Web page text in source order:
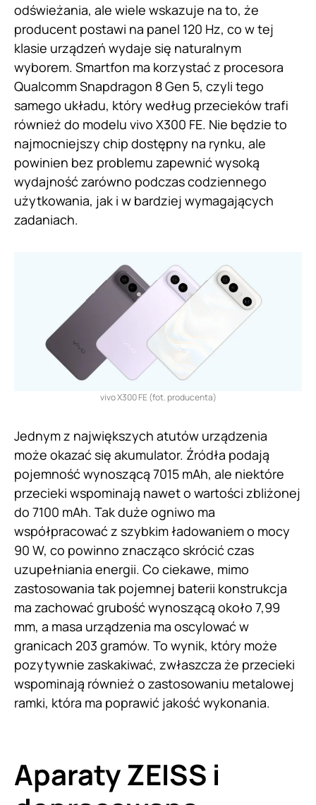
odświeżania, ale wiele wskazuje na to, że
producent postawi na panel 120 Hz, co w tej
klasie urządzeń wydaje się naturalnym
wyborem. Smartfon ma korzystać z procesora
Qualcomm Snapdragon 8 Gen 5, czyli tego
samego układu, który według przecieków trafi
również do modelu vivo X300 FE. Nie będzie to
najmocniejszy chip dostępny na rynku, ale
powinien bez problemu zapewnić wysoką
wydajność zarówno podczas codziennego
użytkowania, jak i w bardziej wymagających
zadaniach.
vivo X300 FE (fot. producenta)
Jednym z największych atutów urządzenia
może okazać się akumulator. Źródła podają
pojemność wynoszącą 7015 mAh, ale niektóre
przecieki wspominają nawet o wartości zbliżonej
do 7100 mAh. Tak duże ogniwo ma
współpracować z szybkim ładowaniem o mocy
90 W, co powinno znacząco skrócić czas
uzupełniania energii. Co ciekawe, mimo
zastosowania tak pojemnej baterii konstrukcja
ma zachować grubość wynoszącą około 7,99
mm, a masa urządzenia ma oscylować w
granicach 203 gramów. To wynik, który może
pozytywnie zaskakiwać, zwłaszcza że przecieki
wspominają również o zastosowaniu metalowej
ramki, która ma poprawić jakość wykonania.
Aparaty ZEISS i